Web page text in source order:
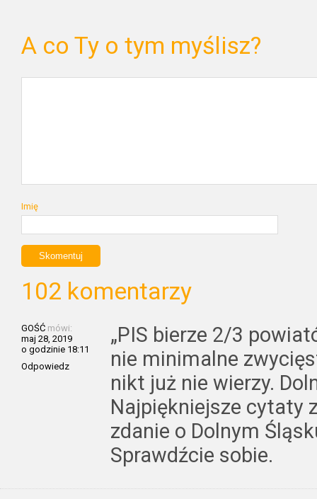
A co Ty o tym myślisz?
Imię
102 komentarzy
GOŚĆ mówi:
maj 28, 2019
o godzinie 18:11
Odpowiedz
„PIS bierze 2/3
nie minimalne
nikt już nie wierzy.
Najpiękniejsze cytaty
zdanie o Dolnym
Sprawdźcie sobie.